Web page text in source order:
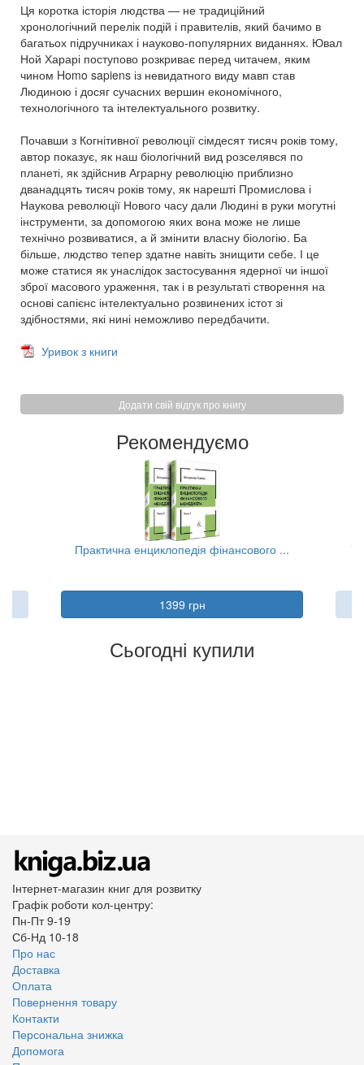
Ця коротка історія людства — не традиційний
хронологічний перелік подій і правителів, який бачимо в
багатьох підручниках і науково-популярних виданнях. Ювал
Ной Харарі поступово розкриває перед читачем, яким
чином Homo sapiens із невидатного виду мавп став
Людиною і досяг сучасних вершин економічного,
технологічного та інтелектуального розвитку.
Почавши з Когнітивної революції сімдесят тисяч років тому,
автор показує, як наш біологічний вид розселявся по
планеті, як здійснив Аграрну революцію приблизно
дванадцять тисяч років тому, як нарешті Промислова і
Наукова революції Нового часу дали Людині в руки могутні
інструменти, за допомогою яких вона може не лише
технічно розвиватися, а й змінити власну біологію. Ба
більше, людство тепер здатне навіть знищити себе. І це
може статися як унаслідок застосування ядерної чи іншої
зброї масового ураження, так і в результаті створення на
основі сапієнс інтелектуально розвинених істот зі
здібностями, які нині неможливо передбачити.
Уривок з книги
Додати свій відгук про книгу
Рекомендуємо
Практична енциклопедія фінансового ...
1399 грн
Сьогодні купили
Інтернет-магазин книг для розвитку
Графік роботи кол-центру:
Пн-Пт 9-19
Сб-Нд 10-18
Про нас
Доставка
Оплата
Повернення товару
Контакти
Персональна знижка
Допомога